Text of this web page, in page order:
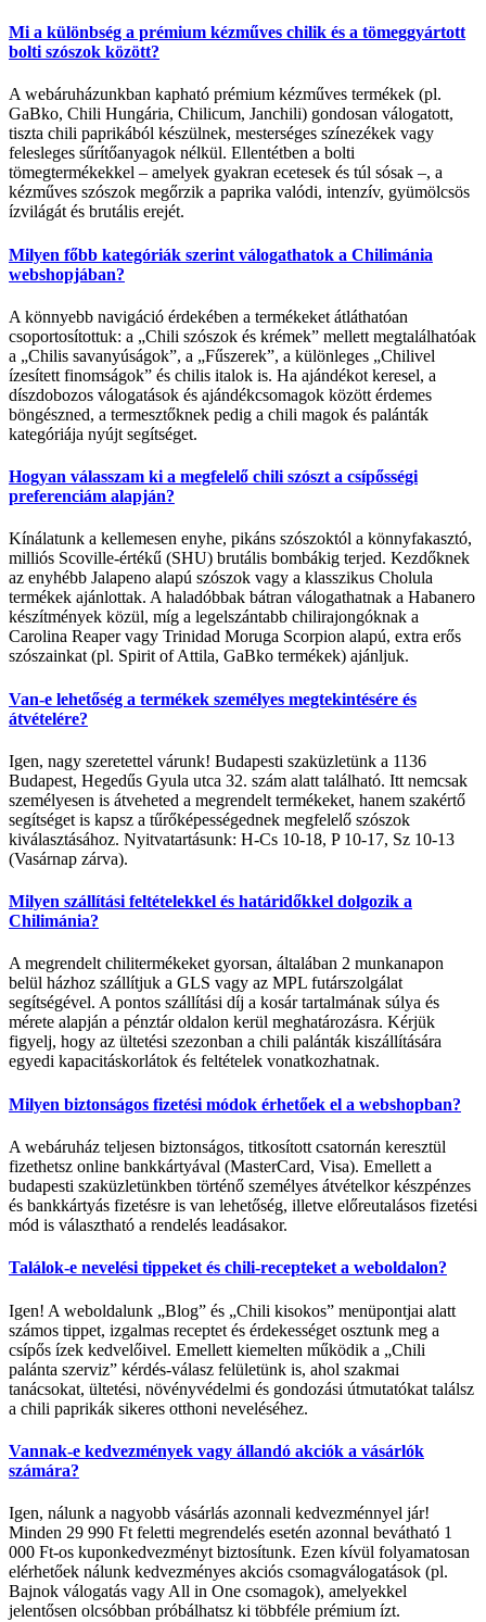
Mi a különbség a prémium kézműves chilik és a tömeggyártott
bolti szószok között?
A webáruházunkban kapható prémium kézműves termékek (pl.
GaBko, Chili Hungária, Chilicum, Janchili) gondosan válogatott,
tiszta chili paprikából készülnek, mesterséges színezékek vagy
felesleges sűrítőanyagok nélkül. Ellentétben a bolti
tömegtermékekkel – amelyek gyakran ecetesek és túl sósak –, a
kézműves szószok megőrzik a paprika valódi, intenzív, gyümölcsös
ízvilágát és brutális erejét.
Milyen főbb kategóriák szerint válogathatok a Chilimánia
webshopjában?
A könnyebb navigáció érdekében a termékeket átláthatóan
csoportosítottuk: a „Chili szószok és krémek” mellett megtalálhatóak
a „Chilis savanyúságok”, a „Fűszerek”, a különleges „Chilivel
ízesített finomságok” és chilis italok is. Ha ajándékot keresel, a
díszdobozos válogatások és ajándékcsomagok között érdemes
böngészned, a termesztőknek pedig a chili magok és palánták
kategóriája nyújt segítséget.
Hogyan válasszam ki a megfelelő chili szószt a csípősségi
preferenciám alapján?
Kínálatunk a kellemesen enyhe, pikáns szószoktól a könnyfakasztó,
milliós Scoville-értékű (SHU) brutális bombákig terjed. Kezdőknek
az enyhébb Jalapeno alapú szószok vagy a klasszikus Cholula
termékek ajánlottak. A haladóbbak bátran válogathatnak a Habanero
készítmények közül, míg a legelszántabb chilirajongóknak a
Carolina Reaper vagy Trinidad Moruga Scorpion alapú, extra erős
szószainkat (pl. Spirit of Attila, GaBko termékek) ajánljuk.
Van-e lehetőség a termékek személyes megtekintésére és
átvételére?
Igen, nagy szeretettel várunk! Budapesti szaküzletünk a 1136
Budapest, Hegedűs Gyula utca 32. szám alatt található. Itt nemcsak
személyesen is átveheted a megrendelt termékeket, hanem szakértő
segítséget is kapsz a tűrőképességednek megfelelő szószok
kiválasztásához. Nyitvatartásunk: H-Cs 10-18, P 10-17, Sz 10-13
(Vasárnap zárva).
Milyen szállítási feltételekkel és határidőkkel dolgozik a
Chilimánia?
A megrendelt chilitermékeket gyorsan, általában 2 munkanapon
belül házhoz szállítjuk a GLS vagy az MPL futárszolgálat
segítségével. A pontos szállítási díj a kosár tartalmának súlya és
mérete alapján a pénztár oldalon kerül meghatározásra. Kérjük
figyelj, hogy az ültetési szezonban a chili palánták kiszállítására
egyedi kapacitáskorlátok és feltételek vonatkozhatnak.
Milyen biztonságos fizetési módok érhetőek el a webshopban?
A webáruház teljesen biztonságos, titkosított csatornán keresztül
fizethetsz online bankkártyával (MasterCard, Visa). Emellett a
budapesti szaküzletünkben történő személyes átvételkor készpénzes
és bankkártyás fizetésre is van lehetőség, illetve előreutalásos fizetési
mód is választható a rendelés leadásakor.
Találok-e nevelési tippeket és chili-recepteket a weboldalon?
Igen! A weboldalunk „Blog” és „Chili kisokos” menüpontjai alatt
számos tippet, izgalmas receptet és érdekességet osztunk meg a
csípős ízek kedvelőivel. Emellett kiemelten működik a „Chili
palánta szerviz” kérdés-válasz felületünk is, ahol szakmai
tanácsokat, ültetési, növényvédelmi és gondozási útmutatókat találsz
a chili paprikák sikeres otthoni neveléséhez.
Vannak-e kedvezmények vagy állandó akciók a vásárlók
számára?
Igen, nálunk a nagyobb vásárlás azonnali kedvezménnyel jár!
Minden 29 990 Ft feletti megrendelés esetén azonnal bevátható 1
000 Ft-os kuponkedvezményt biztosítunk. Ezen kívül folyamatosan
elérhetőek nálunk kedvezményes akciós csomagválogatások (pl.
Bajnok válogatás vagy All in One csomagok), amelyekkel
jelentősen olcsóbban próbálhatsz ki többféle prémium ízt.